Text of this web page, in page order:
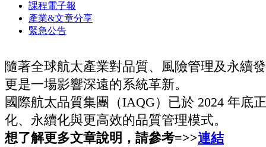
課程電子報
產業&文章分享
緊急公告
隨著全球航太產業對品質、風險管理及永續
更是一場影響深遠的系統革新。
國際航太品質集團（IAQG）已於 2024 年底
化、永續化與更高效的品質管理模式。
想了解更多文章說明，請參考=>>連結